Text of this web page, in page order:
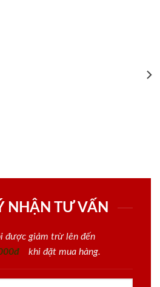
NHẬN TƯ VẤN
được giảm trừ lên đến
khi đặt mua hàng.